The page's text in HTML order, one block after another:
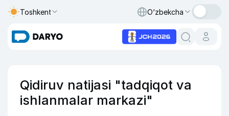
Toshkent O‘zbekcha
Qidiruv natijasi "tadqiqot va
ishlanmalar markazi"